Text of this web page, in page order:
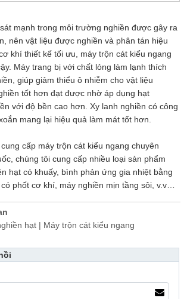
mạnh trong môi trường nghiền được gây ra
nên vật liệu được nghiền và phân tán hiệu
khí thiết kế tối ưu, máy trộn cát kiểu ngang
Máy trang bị với chất lỏng làm lạnh thích
giúp giảm thiểu ô nhiễm cho vật liệu
tốt hơn đạt được nhờ áp dụng hạt
với độ bền cao hơn. Xy lanh nghiền có công
mang lại hiệu quả làm mát tốt hơn.
cấp máy trộn cát kiểu ngang chuyên
chúng tôi cung cấp nhiều loại sản phẩm
hạt có khuấy, bình phản ứng gia nhiệt bằng
phốt cơ khí, máy nghiền mịn tầng sôi, v.v…
hạt | Máy trộn cát kiểu ngang